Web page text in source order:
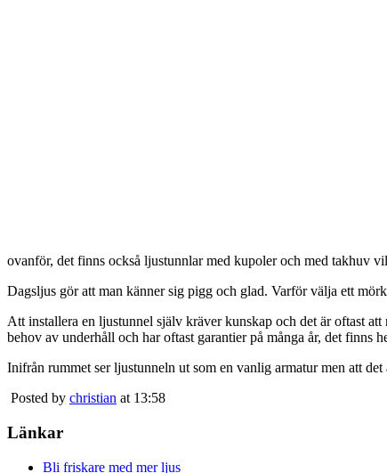
ovanför, det finns också ljustunnlar med kupoler och med takhuv
Dagsljus gör att man känner sig pigg och glad. Varför välja ett
Att installera en ljustunnel själv kräver kunskap och det är oftast
behov av underhåll och har oftast garantier på många år, det finns
Inifrån rummet ser ljustunneln ut som en vanlig armatur men att
Posted by christian at 13:58
Länkar
Bli friskare med mer ljus